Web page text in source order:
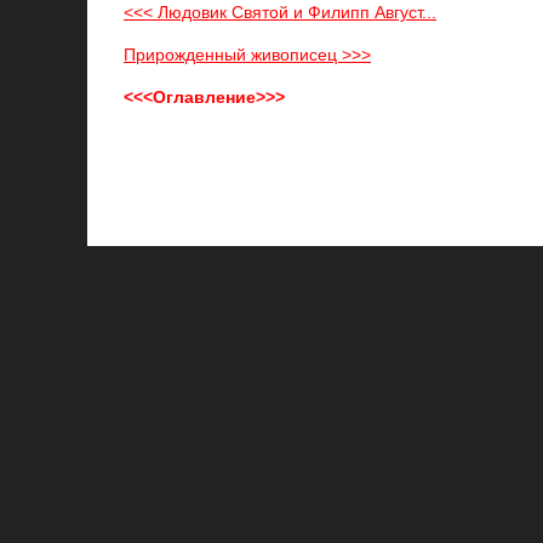
<<< Людовик Святой и Филипп Август...
Прирожденный живописец >>>
<<<Оглавление>>>